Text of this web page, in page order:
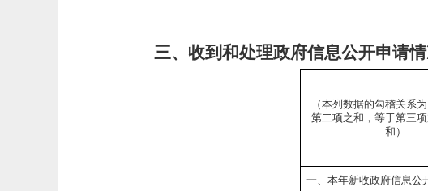
三、收到和处理政府信息公开申请
（本列数据的勾稽关系
第二项之和，等于第三
和）
一、本年新收政府信息公